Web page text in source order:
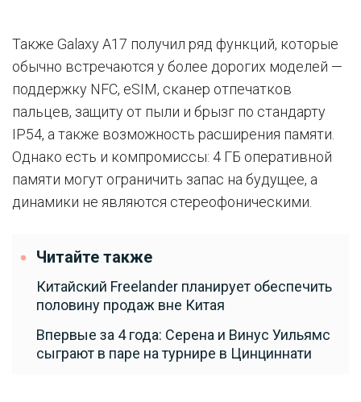
Также Galaxy A17 получил ряд функций, которые
обычно встречаются у более дорогих моделей —
поддержку NFC, eSIM, сканер отпечатков
пальцев, защиту от пыли и брызг по стандарту
IP54, а также возможность расширения памяти.
Однако есть и компромиссы: 4 ГБ оперативной
памяти могут ограничить запас на будущее, а
динамики не являются стереофоническими.
Читайте также
Китайский Freelander планирует обеспечить
половину продаж вне Китая
Впервые за 4 года: Серена и Винус Уильямс
сыграют в паре на турнире в Цинциннати